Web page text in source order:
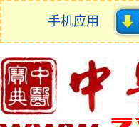
手机应用